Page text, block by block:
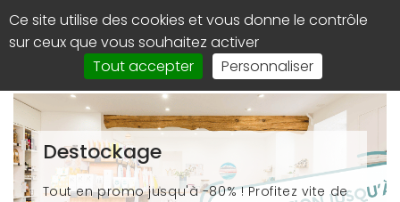
de
Destockage
Tout en promo jusqu'à -80% ! Profitez vite de
Panneau de gestion des cookies
Ce site utilise des cookies et vous donne le contrôle
sur ceux que vous souhaitez activer
Tout accepter
Personnaliser